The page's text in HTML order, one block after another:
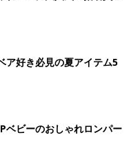
ア好き必見の夏アイテム5
ベビーのおしゃれロンパー